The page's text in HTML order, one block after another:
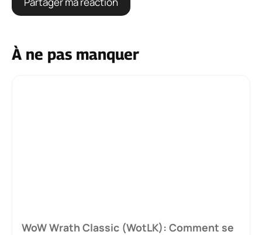
À ne pas manquer
WoW Wrath Classic (WotLK): Comment se